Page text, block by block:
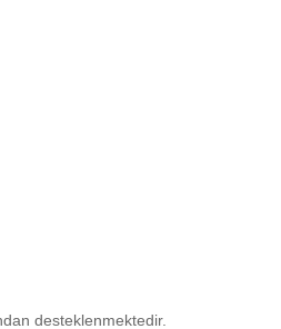
desteklenmektedir.